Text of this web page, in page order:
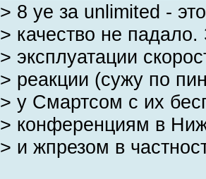
> 8 уе за unlimited -
> качество не
> эксплуатации
> реакции (сужу по
> у Смартсом с их
> конференциям в
> и жпрезом в